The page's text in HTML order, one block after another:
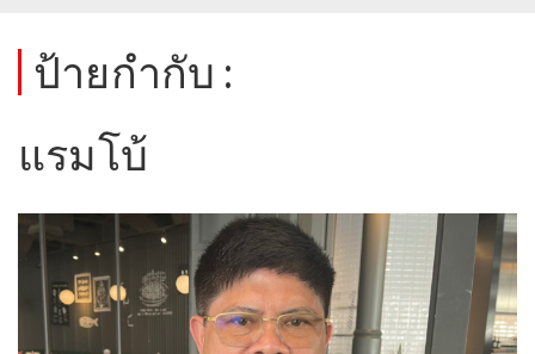
ป้ายกำกับ :
แรมโบ้